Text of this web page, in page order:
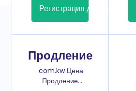
Регистрация домена
Продление
.com.kw Цена
Продление